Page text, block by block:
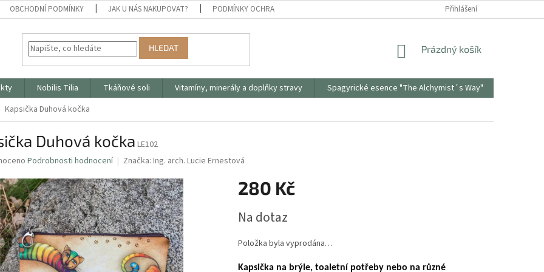
OBCHODNÍ PODMÍNKY JAK U NÁS NAKUPOVAT? PODMÍNKY OCHRANY OSOBNÍCH ÚDAJŮ ODSTOUPENÍ OD SMLOUVYPřihlášení
HLEDAT
NÁKUPNÍ
Prázdný košík
Nobilis Tilia Tkáňové soli Vitamíny, minerály a doplňky stravy Spagyrické esence "The Alchymist´s Way"
Kapsička Duhová kočka
Duhová kočka LE102
Podrobnosti hodnocení Značka: Ing. arch. Lucie Ernestová
280 Kč
cena:
Na dotaz
Položka byla vyprodána…
Kapsička na brýle, toaletní potřeby nebo na různé